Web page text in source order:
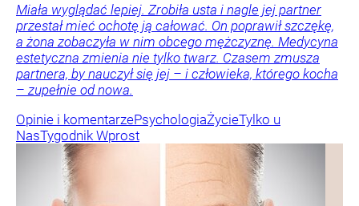
Miała wyglądać lepiej. Zrobiła usta i nagle jej partner
przestał mieć ochotę ją całować. On poprawił szczękę,
a żona zobaczyła w nim obcego mężczyznę. Medycyna
estetyczna zmienia nie tylko twarz. Czasem zmusza
partnera, by nauczył się jej – i człowieka, którego kocha
– zupełnie od nowa.
Opinie i komentarzePsychologiaŻycieTylko u
NasTygodnik Wprost